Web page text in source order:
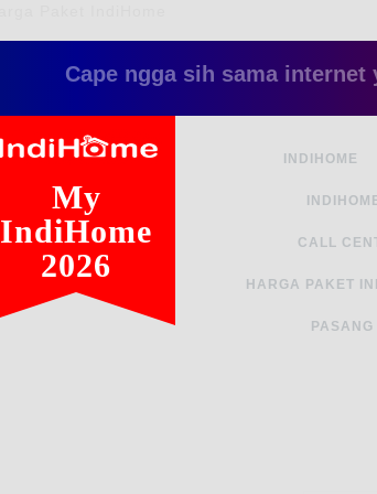
Cape ngga sih sama internet
My
IndiHome
2026
INDIHOME
CALL
HARGA PAKET